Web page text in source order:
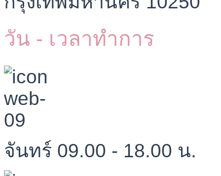
วัน - เวลาทำการ
จันทร์ 09.00 - 18.00 น.